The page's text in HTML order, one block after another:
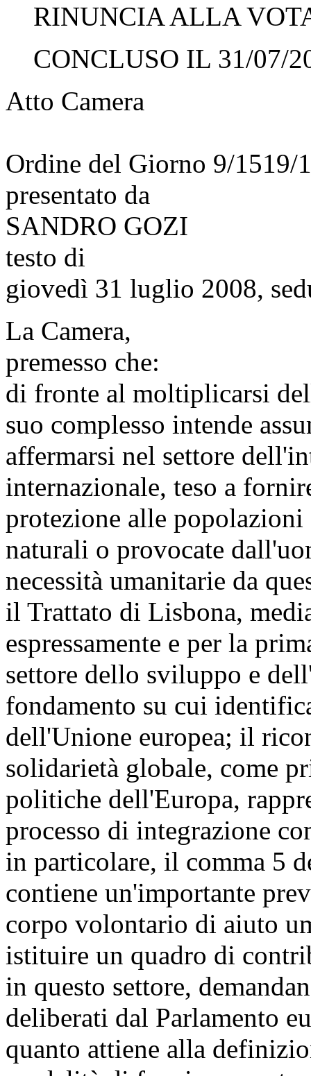
RINUNCIA ALLA
CONCLUSO IL 31/07/
Atto Camera
Ordine del Giorno 9/1519/
presentato da
SANDRO GOZI
testo di
giovedì 31 luglio 2008,
La Camera,
premesso che:
di fronte al moltiplicarsi
suo complesso intende
affermarsi nel settore
internazionale, teso a
protezione alle
naturali o provocate
necessità umanitarie da
il Trattato di Lisbona,
espressamente e per la
settore dello sviluppo e
fondamento su cui
dell'Unione europea; il
solidarietà globale, come
politiche dell'Europa,
processo di integrazione
in particolare, il comma 5
contiene un'importante
corpo volontario di aiuto
istituire un quadro di
in questo settore,
deliberati dal Parlamento
quanto attiene alla